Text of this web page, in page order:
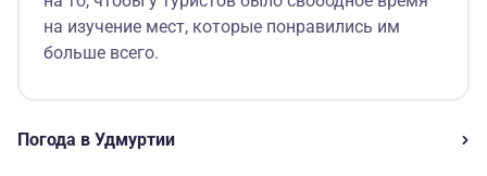
на изучение мест, которые понравились им
больше всего.
Погода в Удмуртии